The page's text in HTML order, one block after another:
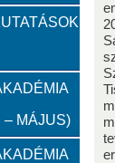
2011 2010
– MÁJUS)